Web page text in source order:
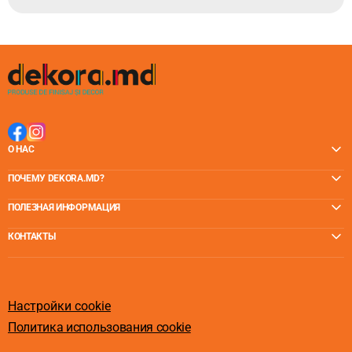
О НАС
ПОЧЕМУ DEKORA.MD?
ПОЛЕЗНАЯ ИНФОРМАЦИЯ
КОНТАКТЫ
Настройки cookie
Политика использования cookie